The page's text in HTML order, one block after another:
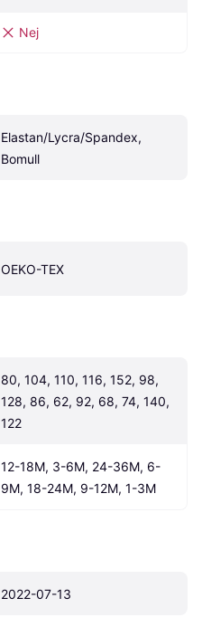
Nej
Elastan/Lycra/Spandex,
Bomull
OEKO-TEX
80, 104, 110, 116, 152, 98,
128, 86, 62, 92, 68, 74, 140,
122
12-18M, 3-6M, 24-36M, 6-
9M, 18-24M, 9-12M, 1-3M
2022-07-13